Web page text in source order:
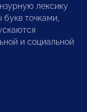
лексику
точками,
и социальной